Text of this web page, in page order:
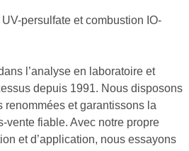
persulfate et combustion IO-
l’analyse en laboratoire et
depuis 1991. Nous disposons
renommées et garantissons la
vente fiable. Avec notre propre
et d’application, nous essayons